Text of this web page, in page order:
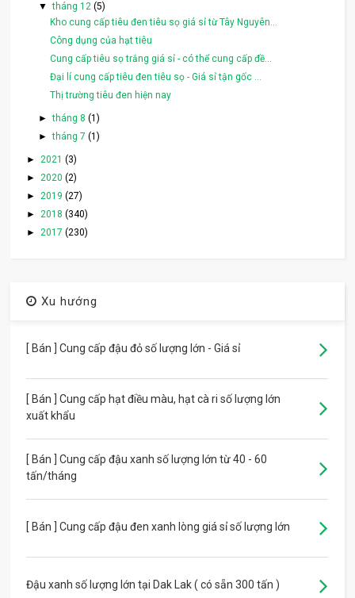
▼tháng 12 (5)
Kho cung cấp tiêu đen tiêu sọ giá sỉ từ Tây Nguyên...
Công dụng của hạt tiêu
Cung cấp tiêu sọ trắng giá sỉ - có thể cung cấp đề...
Đại lí cung cấp tiêu đen tiêu sọ - Giá sỉ tận gốc ...
Thị trường tiêu đen hiện nay
►tháng 8 (1)
►tháng 7 (1)
►2021(3)
►2020(2)
►2019(27)
►2018(340)
►2017(230)
Xu hướng
[ Bán ] Cung cấp đậu đỏ số lượng lớn - Giá sỉ
[ Bán ] Cung cấp hạt điều màu, hạt cà ri số lượng lớn
xuất khẩu
[ Bán ] Cung cấp đậu xanh số lượng lớn từ 40 - 60
tấn/tháng
[ Bán ] Cung cấp đậu đen xanh lòng giá sỉ số lượng lớn
Đậu xanh số lượng lớn tại Dak Lak ( có sẵn 300 tấn )